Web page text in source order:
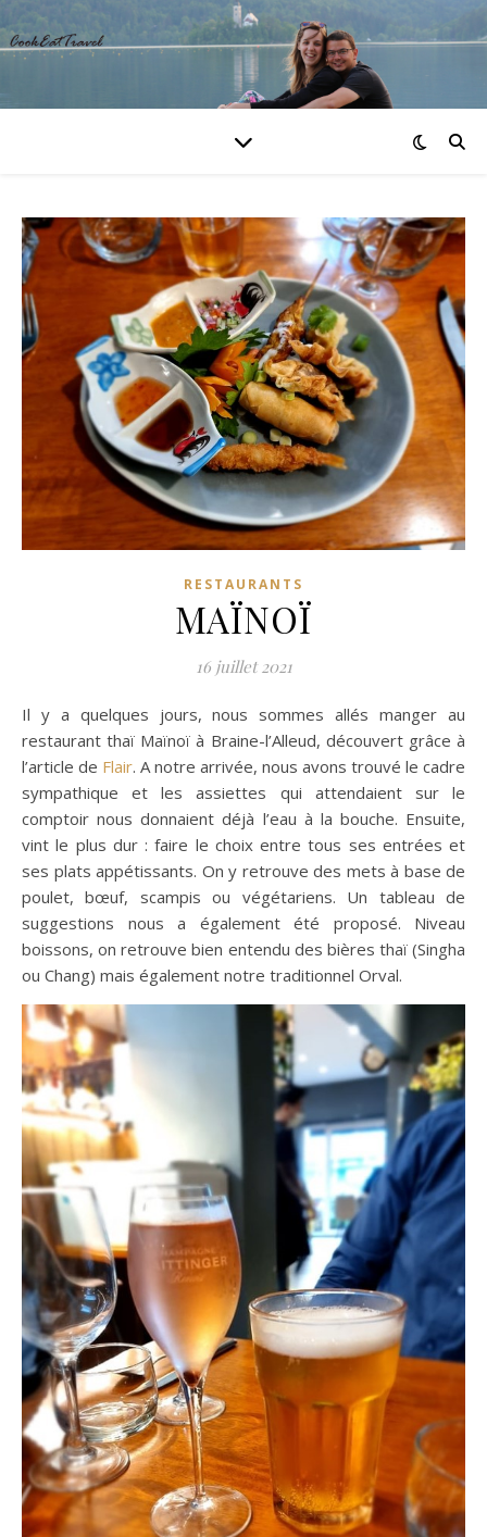
RESTAURANTS
MAÏNOÏ
16 juillet 2021
Il y a quelques jours, nous sommes allés manger au
restaurant thaï Maïnoï à Braine-l’Alleud, découvert grâce à
l’article de Flair. A notre arrivée, nous avons trouvé le cadre
sympathique et les assiettes qui attendaient sur le
comptoir nous donnaient déjà l’eau à la bouche. Ensuite,
vint le plus dur : faire le choix entre tous ses entrées et
ses plats appétissants. On y retrouve des mets à base de
poulet, bœuf, scampis ou végétariens. Un tableau de
suggestions nous a également été proposé. Niveau
boissons, on retrouve bien entendu des bières thaï (Singha
ou Chang) mais également notre traditionnel Orval.